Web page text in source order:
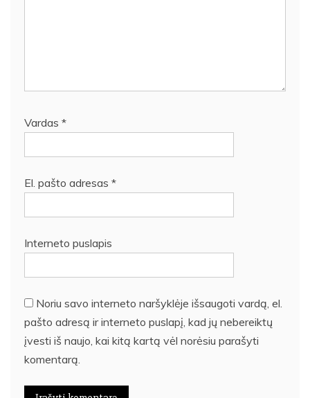
Vardas *
El. pašto adresas *
Interneto puslapis
Noriu savo interneto naršyklėje išsaugoti vardą, el.
pašto adresą ir interneto puslapį, kad jų nebereiktų
įvesti iš naujo, kai kitą kartą vėl norėsiu parašyti
komentarą.